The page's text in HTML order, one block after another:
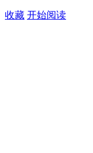
收藏 开始阅读